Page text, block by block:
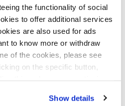
the functionality of social
to offer additional services
are also used for ads
to know more or withdraw
of the cookies, please see
on the specific button,
Show details
sulle api